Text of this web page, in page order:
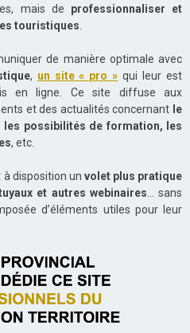
mais de professionnaliser et
touristiques.
de manière optimale avec
, un site « pro » qui leur est
en ligne. Ce site diffuse aux
et des actualités concernant le
les possibilités de formation, les
, etc.
à disposition un volet plus pratique
et autres webinaires… sans
d’éléments utiles pour leur